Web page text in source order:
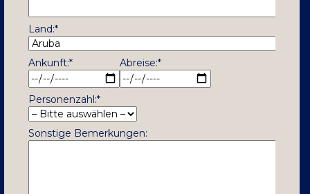
Land:*
Ankunft:* Abreise:*
Personenzahl:*
Sonstige Bemerkungen: